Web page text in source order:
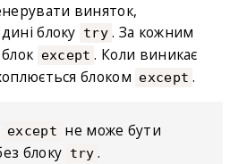
виняток,
блоку try . За кожним
блок except . Коли виникає
блоком except .
except не може бути
блоку try .